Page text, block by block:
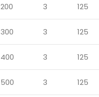
200 3 125
300 3 125
400 3 125
500 3 125